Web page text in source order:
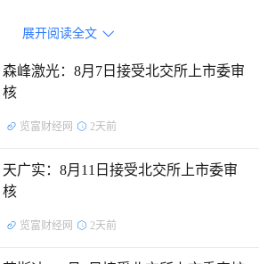
从事自行车、电助力自行车、共享单车等
研发、设计、生产与销售业务。
的整车产品主要包括自行车、电助力自行
的零配件类产品主要为车架、前叉及以
：
制人： 截至股说明书签署日，富士达集
展开阅读全文 
森峰激光：8月7日接受北交所上市委审
核
览富财经网 2天前
天广实：8月11日接受北交所上市委审
核
览富财经网 2天前